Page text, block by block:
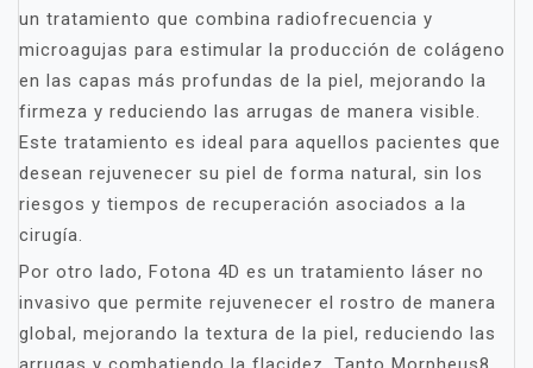
un tratamiento que combina radiofrecuencia y
microagujas para estimular la producción de colágeno
en las capas más profundas de la piel, mejorando la
firmeza y reduciendo las arrugas de manera visible.
Este tratamiento es ideal para aquellos pacientes que
desean rejuvenecer su piel de forma natural, sin los
riesgos y tiempos de recuperación asociados a la
cirugía.
Por otro lado, Fotona 4D es un tratamiento láser no
invasivo que permite rejuvenecer el rostro de manera
global, mejorando la textura de la piel, reduciendo las